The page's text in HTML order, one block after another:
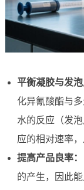
平衡凝胶与发泡
化异氰酸酯与
水的反应（发
应的相对速率
提高产品良率：
的产生，因此